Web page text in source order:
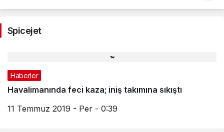
Spicejet
Haberleri
Spicejet
Haberler
Havalimanında feci kaza; iniş takımına sıkıştı
11 Temmuz 2019 - Per - 0:39